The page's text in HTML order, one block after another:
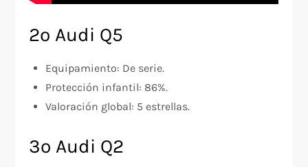
2º Audi Q5
Equipamiento: De serie.
Protección infantil: 86%.
Valoración global: 5 estrellas.
3º Audi Q2